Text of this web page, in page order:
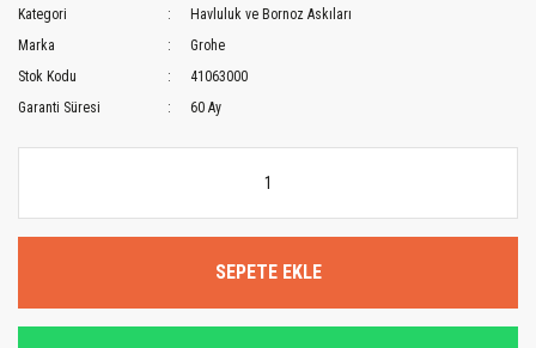
Kategori
Havluluk ve Bornoz Askıları
Marka
Grohe
Stok Kodu
41063000
Garanti Süresi
60 Ay
SEPETE EKLE